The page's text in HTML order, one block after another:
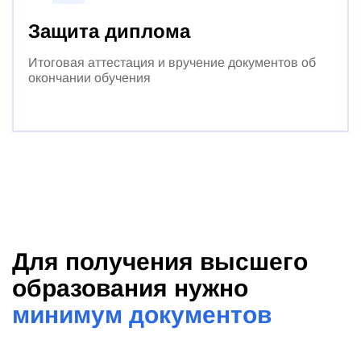
Защита диплома
Итоговая аттестация и вручение документов об
окончании обучения
Для получения высшего
образования нужно
минимум документов